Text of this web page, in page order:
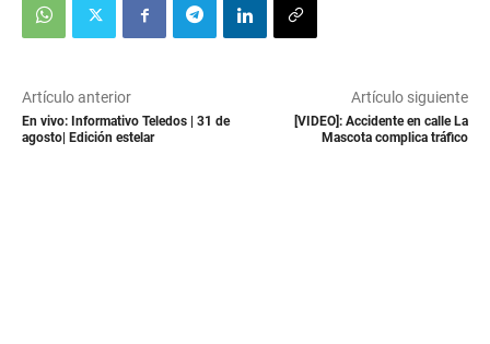
Artículo anterior
En vivo: Informativo Teledos | 31 de
agosto| Edición estelar
Artículo siguiente
[VIDEO]: Accidente en calle La
Mascota complica tráfico